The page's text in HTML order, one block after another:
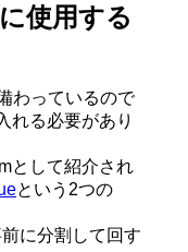
使用する
わっているので
れる必要があり
として紹介され
という2つの
に分割して回す